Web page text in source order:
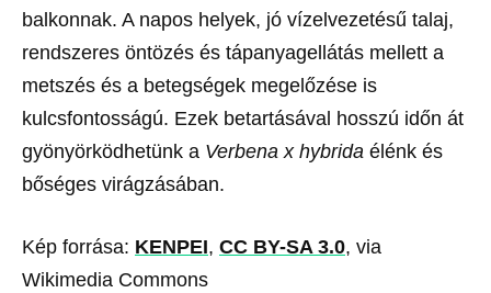
balkonnak. A napos helyek, jó vízelvezetésű talaj,
rendszeres öntözés és tápanyagellátás mellett a
metszés és a betegségek megelőzése is
kulcsfontosságú. Ezek betartásával hosszú időn át
gyönyörködhetünk a Verbena x hybrida élénk és
bőséges virágzásában.
Kép forrása: KENPEI, CC BY-SA 3.0, via
Wikimedia Commons